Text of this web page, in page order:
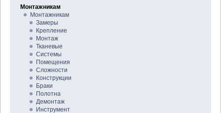
Монтажникам
Монтажникам
Замеры
Крепление
Монтаж
Тканевые
Системы
Помещения
Сложности
Конструкции
Браки
Полотна
Демонтаж
Инструмент